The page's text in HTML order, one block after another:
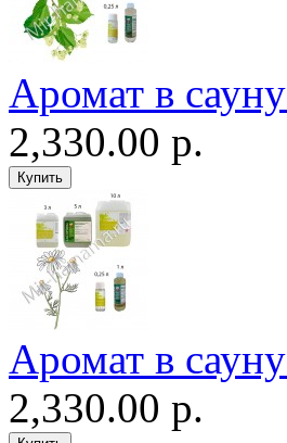
Аромат в
2,330.00 р.
Аромат в
2,330.00 р.